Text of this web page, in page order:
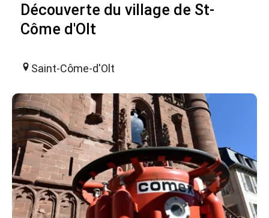
Découverte du village de St-
Côme d'Olt
Saint-Côme-d'Olt